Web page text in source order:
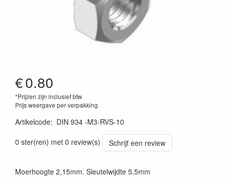
€0.80
*Prijzen zijn inclusief btw
Prijs weergave per verpakking
Artikelcode: DIN 934 -M3-RVS-10
0 ster(ren) met 0 review(s)
Schrijf een review
Moerhoogte 2,15mm. Sleutelwijdte 5,5mm